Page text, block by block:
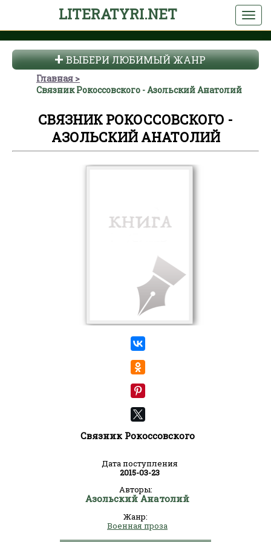
LITERATYRI.NET
ВЫБЕРИ ЛЮБИМЫЙ ЖАНР
Главная
Связник Рокоссовского - Азольский Анатолий
СВЯЗНИК РОКОССОВСКОГО -
АЗОЛЬСКИЙ АНАТОЛИЙ
Связник Рокоссовского
Дата поступления
2015-03-23
Авторы:
Азольский Анатолий
Жанр:
Военная проза